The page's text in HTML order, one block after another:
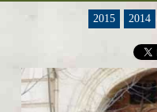
2015 2014